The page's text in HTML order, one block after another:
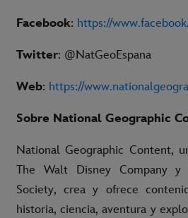
Facebook: https://
Twitter: @NatGeoEspana
Web: https://
Sobre National Geographic
National Geographic Content,
The Walt Disney Company y
Society, crea y ofrece
historia, ciencia, aventura y